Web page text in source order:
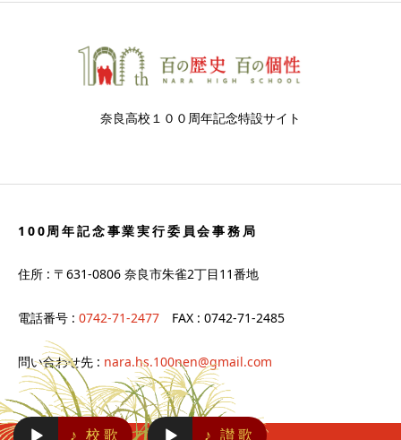
奈良高校１００周年記念特設サイト
100周年記念事業実行委員会事務局
住所 : 〒631-0806 奈良市朱雀2丁目11番地
電話番号 : 0742-71-2477 FAX : 0742-71-2485
問い合わせ先 : nara.hs.100nen@gmail.com
音 ♪校歌 音 ♪讃歌